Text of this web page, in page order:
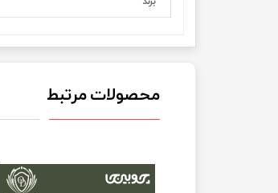
محصولات مرتبط